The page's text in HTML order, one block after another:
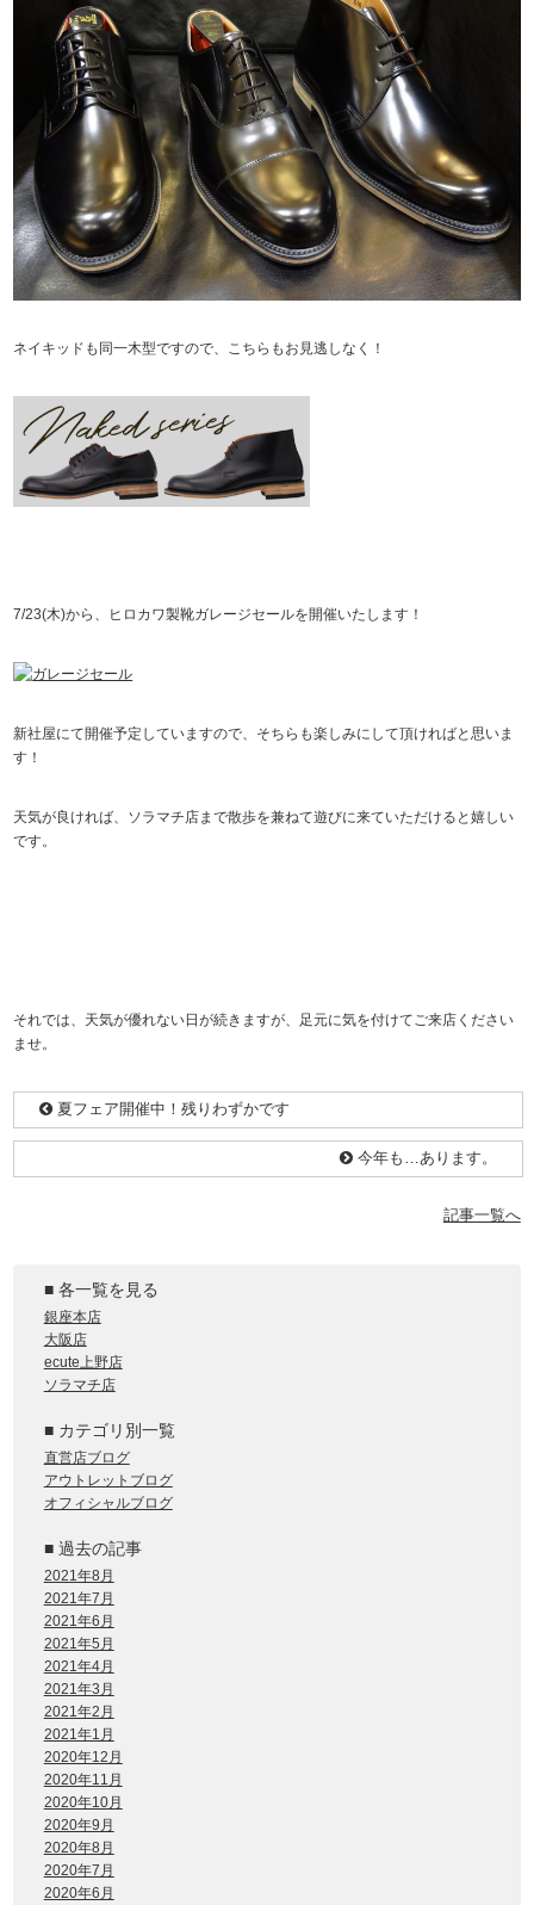
ネイキッドも同一木型ですので、こちらもお見逃しなく！
7/23(木)から、ヒロカワ製靴ガレージセールを開催いたします！
新社屋にて開催予定していますので、そちらも楽しみにして頂ければと思いま
す！
天気が良ければ、ソラマチ店まで散歩を兼ねて遊びに来ていただけると嬉しい
です。
それでは、天気が優れない日が続きますが、足元に気を付けてご来店ください
ませ。
夏フェア開催中！残りわずかです
今年も…あります。
記事一覧へ
■ 各一覧を見る
銀座本店
大阪店
ecute上野店
ソラマチ店
■ カテゴリ別一覧
直営店ブログ
アウトレットブログ
オフィシャルブログ
■ 過去の記事
2021年8月
2021年7月
2021年6月
2021年5月
2021年4月
2021年3月
2021年2月
2021年1月
2020年12月
2020年11月
2020年10月
2020年9月
2020年8月
2020年7月
2020年6月